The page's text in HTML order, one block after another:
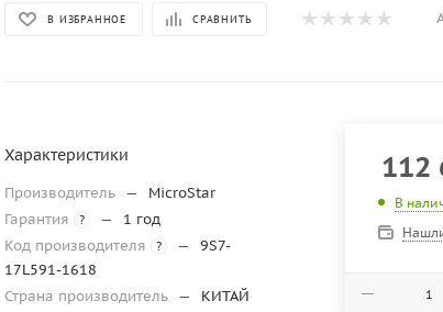
В ИЗБРАННОЕ СРАВНИТЬ
Характеристики
Производитель —
MicroStar
Гарантия
? —
1 год
Код производителя
? —
9S7-
17L591-1618
Страна производитель —
КИТАЙ
112
В